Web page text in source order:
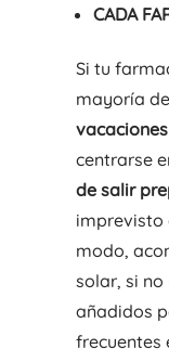
CADA
Si tu
mayoría
centrarse
de salir
imprevisto
modo,
solar, si
añadidos
frecuentes